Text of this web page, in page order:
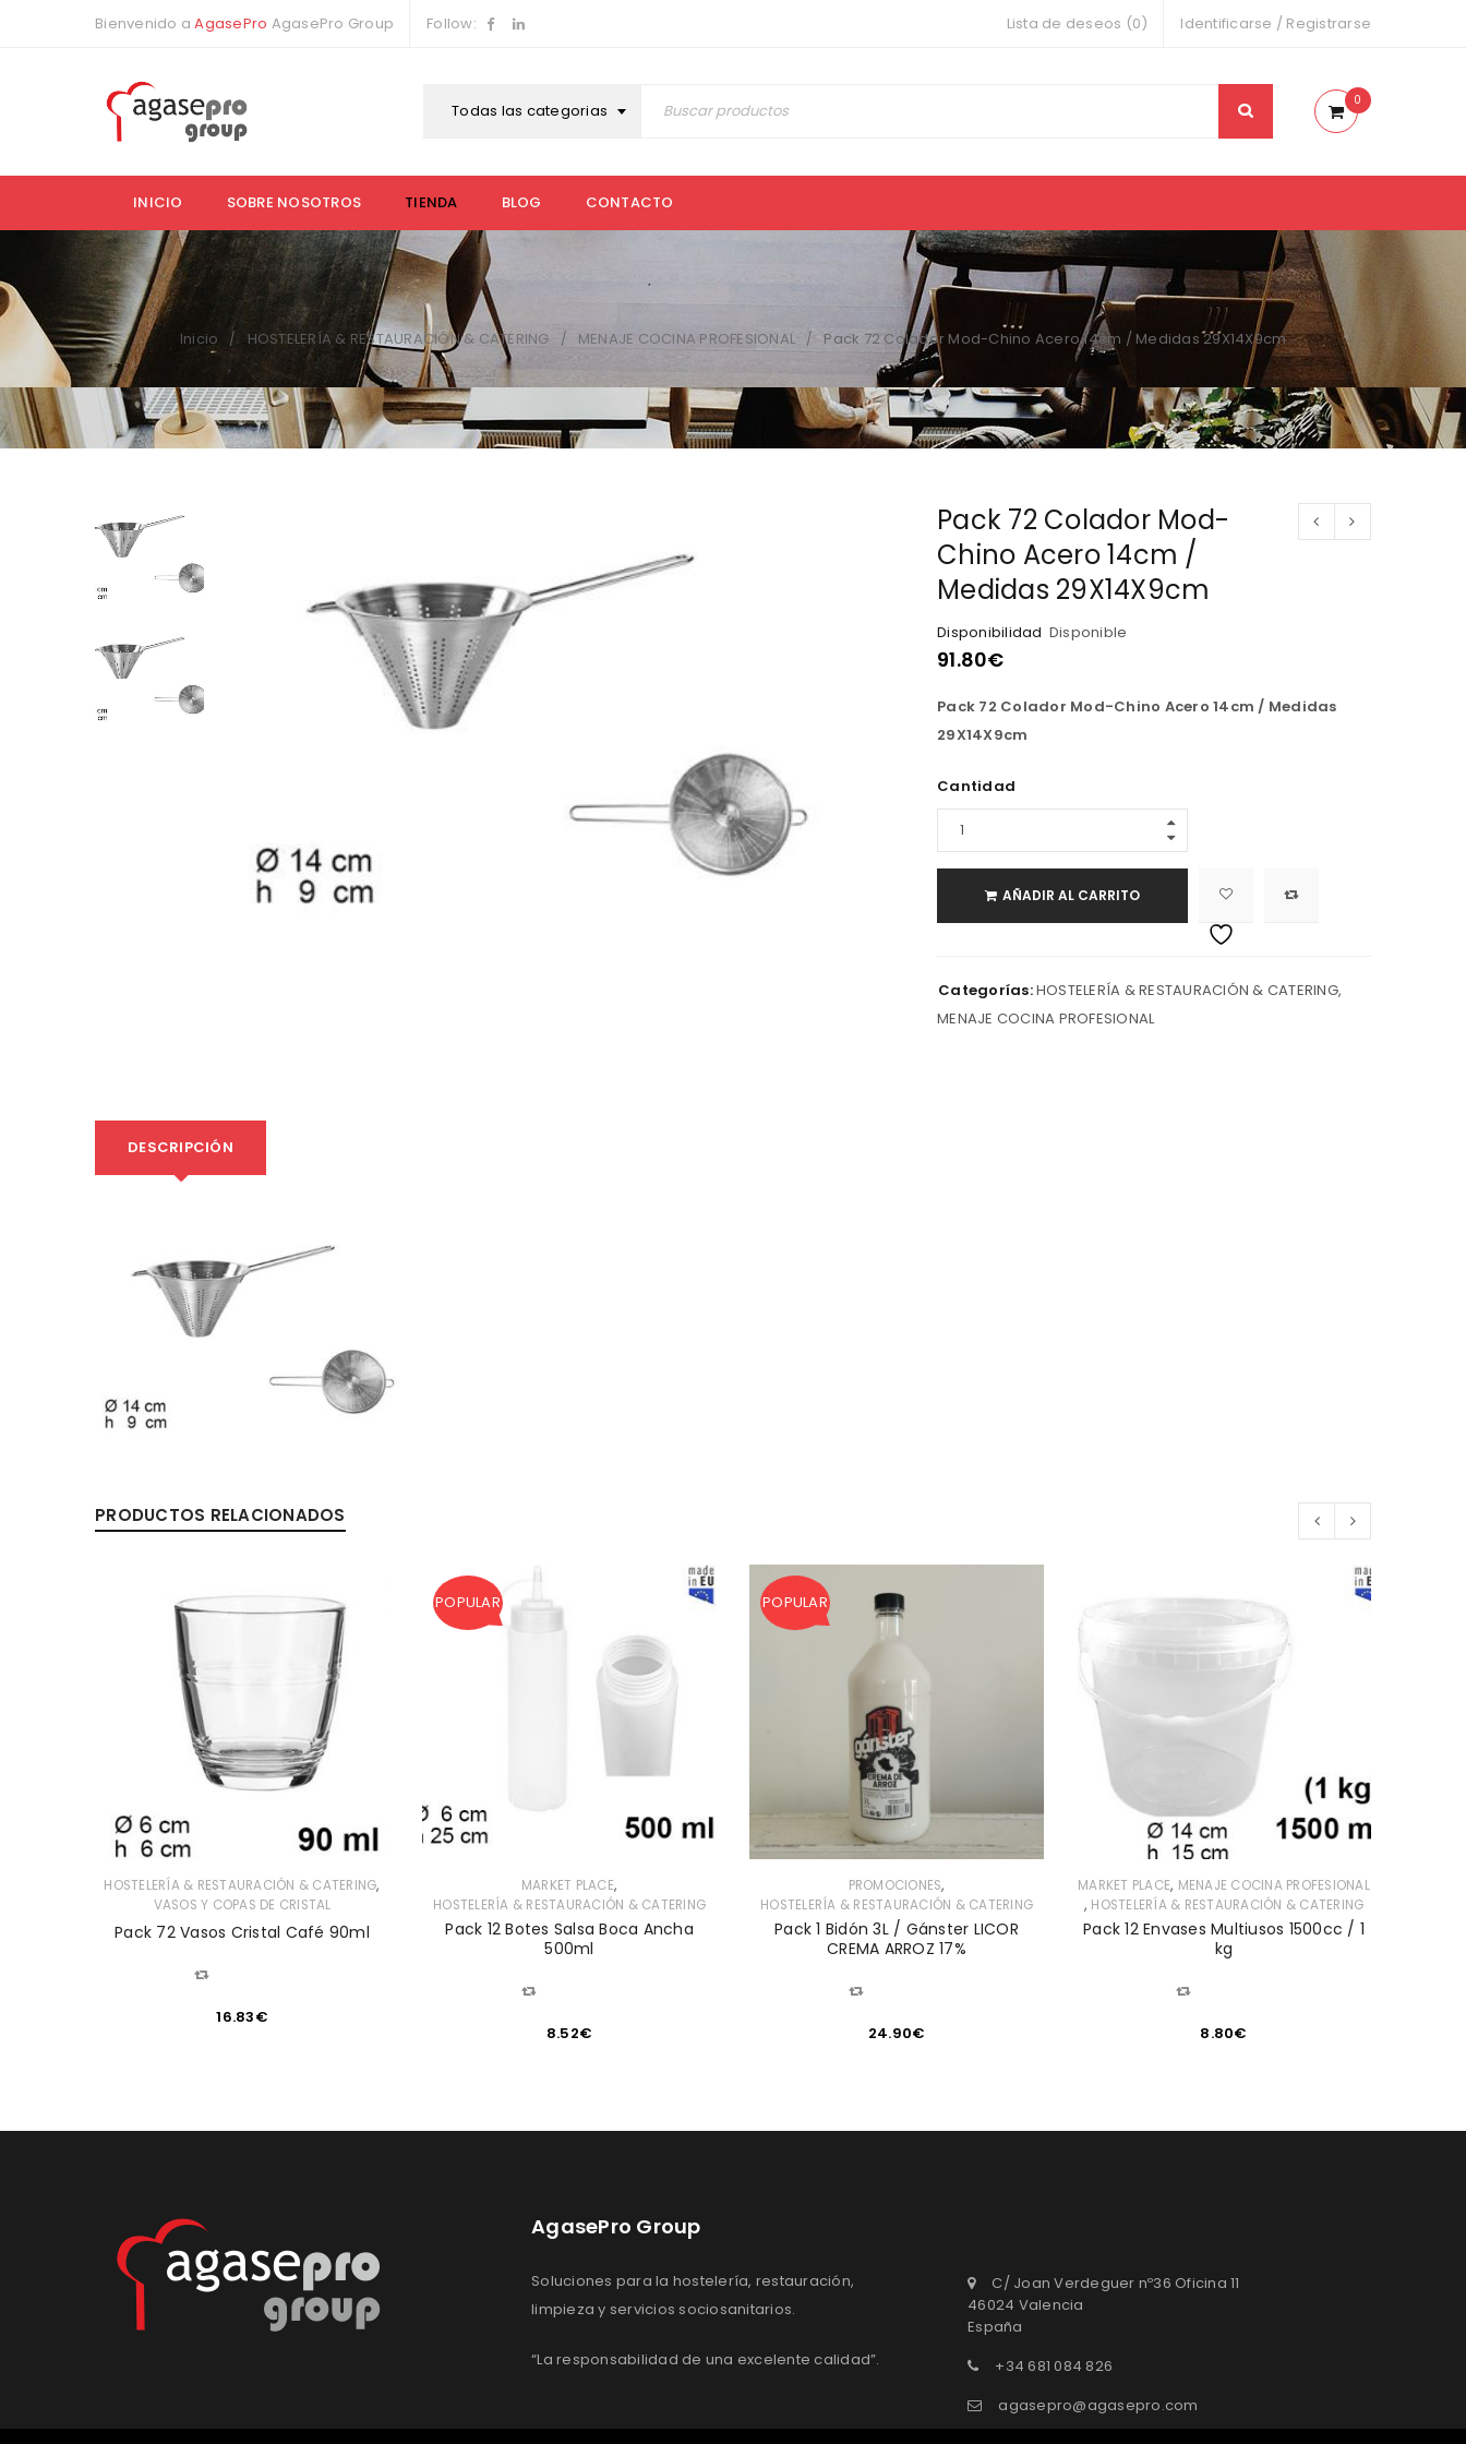
Bienvenido aAgasePro AgasePro Group Follow: Identificarse / Registrarse
Lista de deseos (0)
Todas las categorias
0
INICIO SOBRE NOSOTROS TIENDA BLOG CONTACTO
Inicio / HOSTELERÍA & RESTAURACIÓN & CATERING / MENAJE COCINA PROFESIONAL / Pack 72 Colador Mod-Chino Acero 14cm / Medidas 29X14X9cm
Pack 72 Colador Mod-
Chino Acero 14cm /
Medidas 29X14X9cm
Disponibilidad Disponible
91.80€
Pack 72 Colador Mod-Chino Acero 14cm / Medidas
29X14X9cm
Cantidad
AÑADIR AL CARRITO
Categorías:HOSTELERÍA & RESTAURACIÓN & CATERING,
MENAJE COCINA PROFESIONAL
DESCRIPCIÓN
PRODUCTOS RELACIONADOS
HOSTELERÍA & RESTAURACIÓN & CATERING,
VASOS Y COPAS DE CRISTAL
Pack 72 Vasos Cristal Café 90ml
COMPARAR
16.83€
POPULAR
MARKET PLACE,
HOSTELERÍA & RESTAURACIÓN & CATERING
Pack 12 Botes Salsa Boca Ancha
500ml
COMPARAR
8.52€
POPULAR
PROMOCIONES,
HOSTELERÍA & RESTAURACIÓN & CATERING
Pack 1 Bidón 3L / Gánster LICOR
CREMA ARROZ 17%
COMPARAR
24.90€
MARKET PLACE, MENAJE COCINA PROFESIONAL
, HOSTELERÍA & RESTAURACIÓN & CATERING
Pack 12 Envases Multiusos 1500cc / 1
kg
COMPARAR
8.80€
AgasePro Group
Soluciones para la hostelería, restauración,
limpieza y servicios sociosanitarios.
“La responsabilidad de una excelente calidad”.
C/ Joan Verdeguer nº36 Oficina 11
46024 Valencia
España
+34 681 084 826
agasepro@agasepro.com